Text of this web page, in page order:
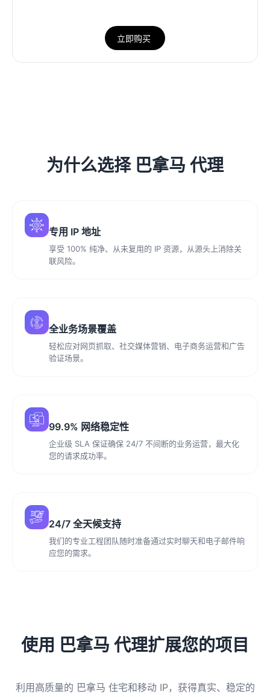
立即购买
为什么选择 巴拿马 代理
专用 IP 地址
享受 100% 纯净、从未复用的 IP 资源，从源头上消除关
联风险。
全业务场景覆盖
轻松应对网页抓取、社交媒体营销、电子商务运营和广告
验证场景。
99.9% 网络稳定性
企业级 SLA 保证确保 24/7 不间断的业务运营，最大化
您的请求成功率。
24/7 全天候支持
我们的专业工程团队随时准备通过实时聊天和电子邮件响
应您的需求。
使用 巴拿马 代理扩展您的项目
利用高质量的 巴拿马 住宅和移动 IP，获得真实、稳定的